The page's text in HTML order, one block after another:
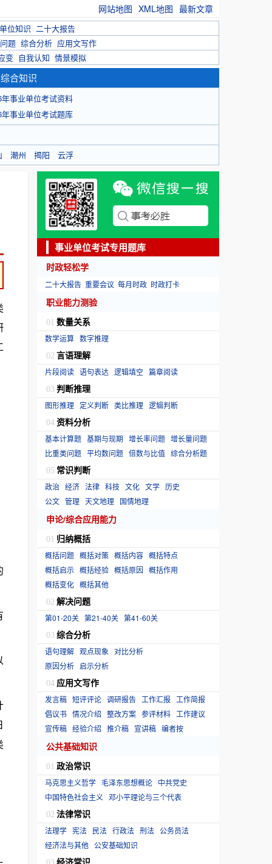
网站地图 XML地图 最新文章
位知识 二十大报告
题 综合分析 应用文写作
变 自我认知 情景模拟
合知识
年事业单位考试资料
年事业单位考试题库
潮州 揭阳 云浮
事业单位考试专用题库
时政轻松学
二十大报告 重要会议 每月时政 时政打卡
职业能力测验
01 数量关系
数学运算 数字推理
02 言语理解
片段阅读 语句表达 逻辑填空 篇章阅读
03 判断推理
图形推理 定义判断 类比推理 逻辑判断
04 资料分析
基本计算题 基期与现期 增长率问题 增长量问题
比重类问题 平均数问题 倍数与比值 综合分析题
05 常识判断
政治 经济 法律 科技 文化 文学 历史
公文 管理 天文地理 国情地理
申论/综合应用能力
01 归纳概括
概括问题 概括对策 概括内容 概括特点
概括启示 概括经验 概括原因 概括作用
概括变化 概括其他
02 解决问题
第01-20关 第21-40关 第41-60关
03 综合分析
语句理解 观点现象 对比分析
原因分析 启示分析
04 应用文写作
发言稿 短评评论 调研报告 工作汇报
工作简报
倡议书 情况介绍 整改方案 参评材料 工作建议
宣传稿 经验介绍 推介稿 宣讲稿 编者按
公共基础知识
01 政治常识
马克思主义哲学 毛泽东思想概论 中共党史
中国特色社会主义 邓小平理论与三个代表
02 法律常识
法理学 宪法 民法 行政法 刑法 公务员法
经济法与其他 公安基础知识
经济常识